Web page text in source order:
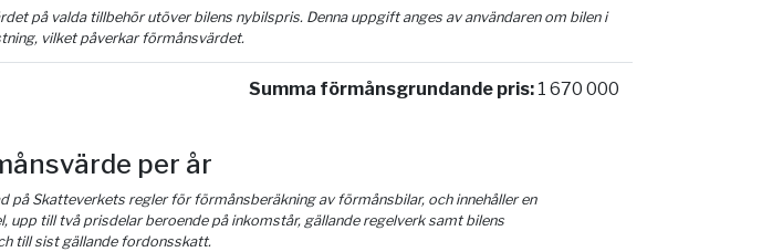
på valda tillbehör utöver bilens nybilspris. Denna uppgift anges av användaren om bilen i
vilket påverkar förmånsvärdet.
Summa förmånsgrundande pris: 1 670 000
per år
på Skatteverkets regler för förmånsberäkning av förmånsbilar, och innehåller en
upp till två prisdelar beroende på inkomstår, gällande regelverk samt bilens
till sist gällande fordonsskatt.